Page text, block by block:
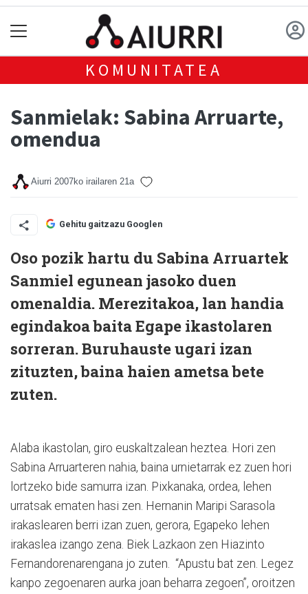
KOMUNITATEA
Sanmielak: Sabina Arruarte,
omendua
Aiurri 2007ko irailaren 21a
Gehitu gaitzazu Googlen
Oso pozik hartu du Sabina Arruartek
Sanmiel egunean jasoko duen
omenaldia. Merezitakoa, lan handia
egindakoa baita Egape ikastolaren
sorreran. Buruhauste ugari izan
zituzten, baina haien ametsa bete
zuten.
Alaba ikastolan, giro euskaltzalean heztea. Hori zen
Sabina Arruarteren nahia, baina urnietarrak ez zuen hori
lortzeko bide samurra izan. Pixkanaka, ordea, lehen
urratsak ematen hasi zen. Hernanin Maripi Sarasola
irakaslearen berri izan zuen, gerora, Egapeko lehen
irakaslea izango zena. Biek Lazkaon zen Hiazinto
Fernandorenarengana jo zuten. “Apustu bat zen. Legez
kanpo zegoenaren aurka joan beharra zegoen”, oroitzen